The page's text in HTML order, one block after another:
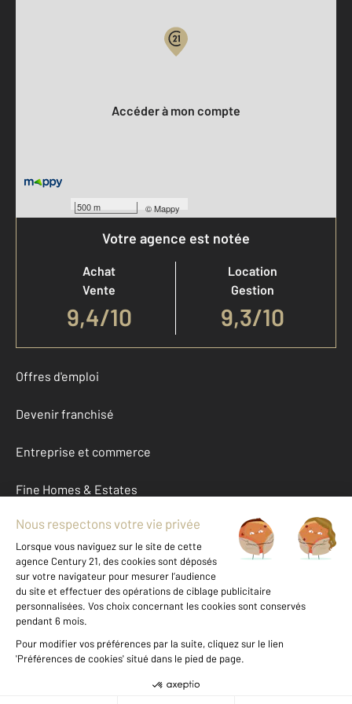
500 m ©Mappy
Accéder à mon compte
Votre agence est notée
Achat
Vente
9,4/10
Location
Gestion
9,3/10
Offres d'emploi
Devenir franchisé
Entreprise et commerce
Fine Homes & Estates
À propos
International
Nous contacter
Données personnelles